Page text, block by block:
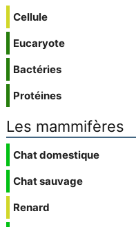
Cellule
Eucaryote
Bactéries
Protéines
Les mammifères
Chat domestique
Chat sauvage
Renard